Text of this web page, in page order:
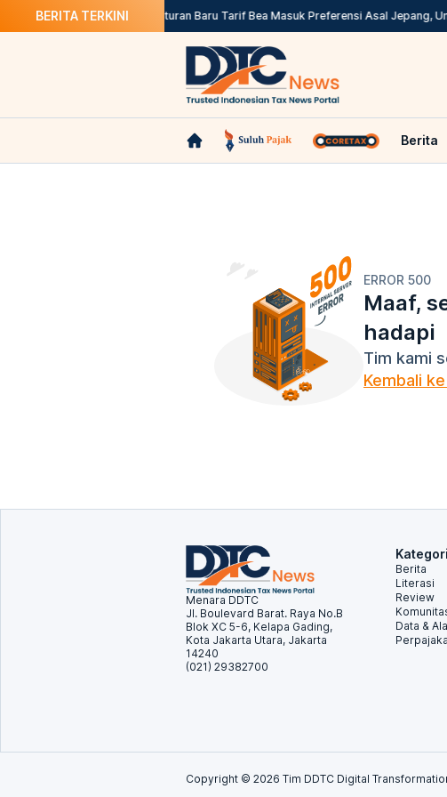
BERITA TERKINI
Termasuk untuk Pajak Aturan Baru Tarif Bea Masuk Preferensi Asal Jepang,
Berita
ERROR 500
Maaf,
hadapi
Tim kami
Kembali
Menara DDTC
Jl. Boulevard Barat. Raya No.B
Blok XC 5-6, Kelapa Gading,
Kota Jakarta Utara, Jakarta
14240
(021) 29382700
Kategori
Berita
Literasi
Review
Data &
Copyright © 2026 Tim DDTC Digital